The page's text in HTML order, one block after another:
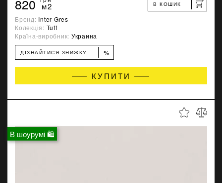
820 м2 В КОШИК
Бренд: Inter Gres
Колекція: Tuff
Країна-виробник: Украина
ДІЗНАЙТИСЯ ЗНИЖКУ %
КУПИТИ
В шоурумі 🛍